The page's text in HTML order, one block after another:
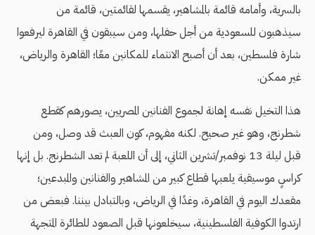
بالسرية، وأمامه قائمة بالمشاهير، يقسمها لقائمتين، قائمة من
سيذهبون للسعودية من أجل حفلها، ومن سيبقون في القاهرة ليرفعوا
شارة فلسطين، بعد أن أصبح الانتماء للمكانين معًا؛ القاهرة والرياض،
غير ممكن.
هذا التخيل نفسه إهانة لجموع الفنانين المصريين، يصورهم كقطع
شطرنج، وهو غير صحيح. لكنه مفهوم، كون العبث قد وصل، ومن
قبل ليلة 13 نوفمبر/تشرين الثاني، إلى أن اللعبة لم تعد الشطرنج. بل إنها
كراسٍ موسيقية يلعبها قطاع كبير من المشاهير والفنانين والمبدعين؛
مقعدك اليوم في القاهرة، وغدًا في الرياض، وبالتبادل بيننا. فبعض من
ارتدوا الكوفية الفلسطينية، سيخلعونها قبل الصعود للطائرة المتجهة